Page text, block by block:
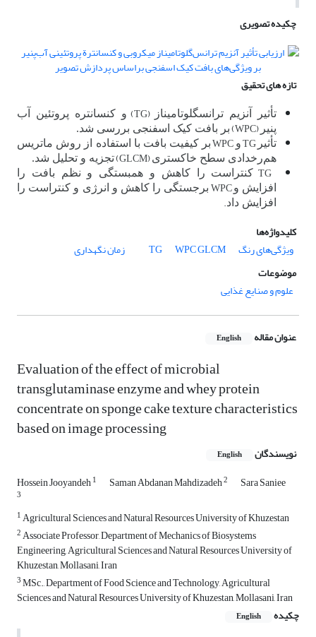
چکیده تصویری
تازه های تحقیق
تأثیر آنزیم ترانس­گلوتامیناز (TG) و کنسانتره پروتئین آب
پنیر (WPC)بر بافت کیک اسفنجی بررسی شد.
تأثیر TGوWPCبر کیفیت بافت با استفاده از روش ماتریس
هم‌رخدادی سطح خاکستری(GLCM)تجزیه و تحلیل شد.
TG کنتراست را کاهش و همبستگی و نظم بافت را
افزایش وWPC برجستگی را کاهش و انرژی و کنتراست را
افزایش داد.
کلیدواژه‌ها
ویژگی‌های رنگ
TG WPCGLCM
زمان نگهداری
موضوعات
علوم و صنایع غذایی
عنوان مقاله English
Evaluation of the effect of microbial
transglutaminase enzyme and whey protein
concentrate on sponge cake texture characteristics
based on image processing
نویسندگان English
Hossein Jooyandeh1 Saman Abdanan Mahdizadeh2 Sara Saniee
3
1Agricultural Sciences and Natural Resources University of Khuzestan
2Associate Professor, Department of Mechanics of Biosystems
Engineering, Agricultural Sciences and Natural Resources University of
Khuzestan, Mollasani, Iran
3MSc., Department of Food Science and Technology, Agricultural
Sciences and Natural Resources University of Khuzestan, Mollasani, Iran
چکیده
English